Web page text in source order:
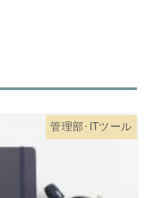
管理部･ITツール